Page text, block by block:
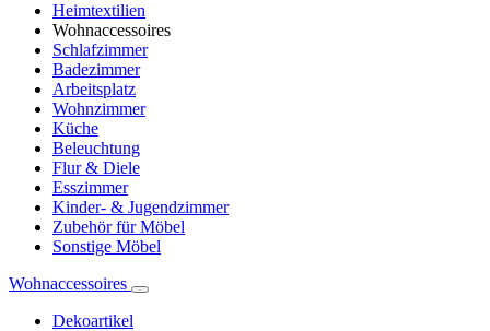
Heimtextilien
Wohnaccessoires
Schlafzimmer
Badezimmer
Arbeitsplatz
Wohnzimmer
Küche
Beleuchtung
Flur & Diele
Esszimmer
Kinder- & Jugendzimmer
Zubehör für Möbel
Sonstige Möbel
Wohnaccessoires
Dekoartikel